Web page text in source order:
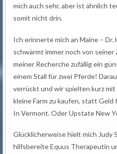
mich auch sehr, aber ist ähnlich
somit nicht drin.
Ich erinnerte mich an Maine –
schwärmt immer noch von
meiner Recherche zufällig ein
einem Stall für zwei Pferde!
verrückt und wir spielten kurz
kleine Farm zu kaufen, statt
In Vermont. Oder Upstate New
Glücklicherweise hielt mich Judy
hilfsbereite Equus Therapeutin